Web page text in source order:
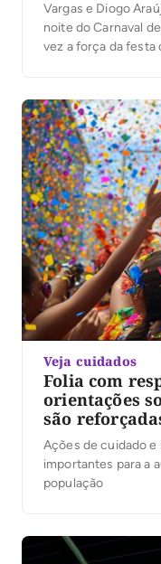
Vargas e Diogo
noite do Carnaval
vez a força da festa
[…]
Veja cuidados
Folia com
orientações
são
Ações de cuidado
importantes para a
população